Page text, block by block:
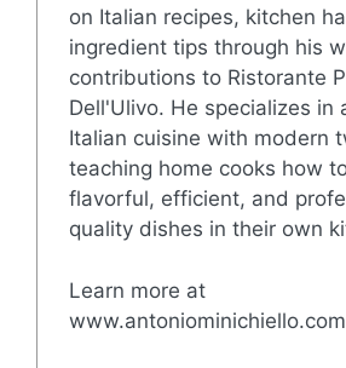
on Italian recipes, kitchen
ingredient tips through his
contributions to Ristorante
Dell'Ulivo. He specializes in
Italian cuisine with modern
teaching home cooks how
flavorful, efficient, and
quality dishes in their own
Learn more at
www.antoniominichiello.com